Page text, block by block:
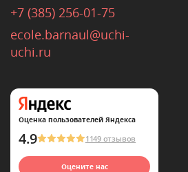
+7 (385) 256-01-75
ecole.barnaul@uchi-
uchi.ru
Оценка пользователей Яндекса
4.9 1149 отзывов
Оцените нас